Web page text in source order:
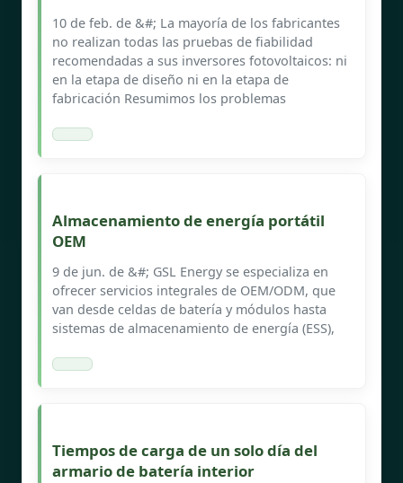
10 de feb. de &#; La mayoría de los fabricantes
no realizan todas las pruebas de fiabilidad
recomendadas a sus inversores fotovoltaicos: ni
en la etapa de diseño ni en la etapa de
fabricación Resumimos los problemas
Almacenamiento de energía portátil
OEM
9 de jun. de &#; GSL Energy se especializa en
ofrecer servicios integrales de OEM/ODM, que
van desde celdas de batería y módulos hasta
sistemas de almacenamiento de energía (ESS),
Tiempos de carga de un solo día del
armario de batería interior